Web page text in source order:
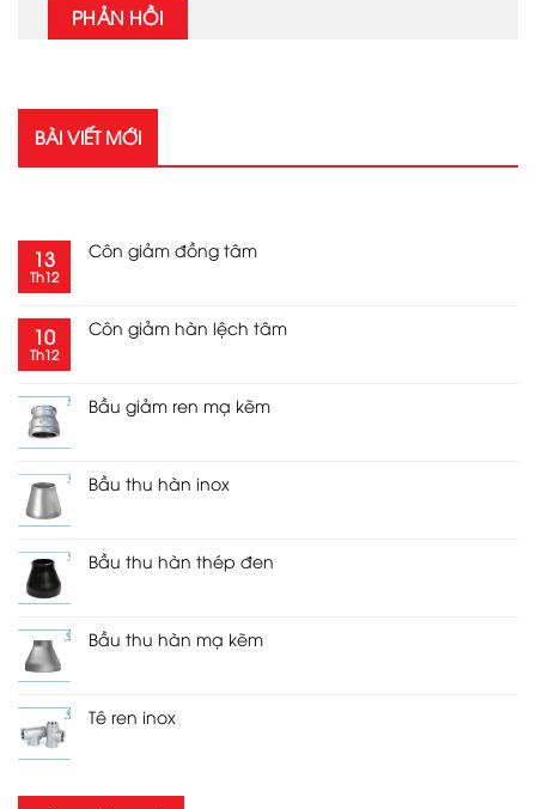
BÀI VIẾT MỚI
13
Th12
Côn giảm đồng tâm
10
Th12
Côn giảm hàn lệch tâm
Bầu giảm ren mạ kẽm
Bầu thu hàn inox
Bầu thu hàn thép đen
Bầu thu hàn mạ kẽm
Tê ren inox